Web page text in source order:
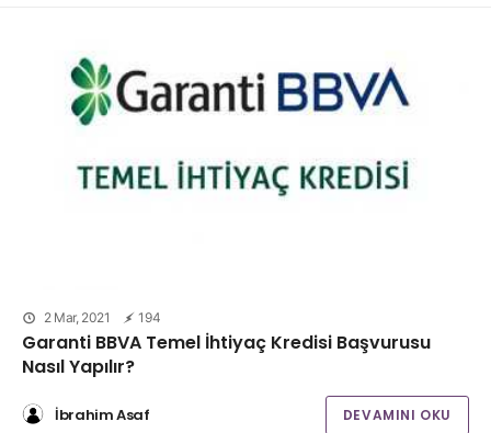
2 Mar, 2021 194
Garanti BBVA Temel İhtiyaç Kredisi Başvurusu
Nasıl Yapılır?
İbrahim Asaf DEVAMINI OKU